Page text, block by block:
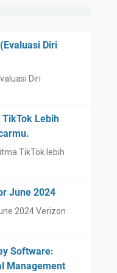
Diri
Diri
Lebih
TikTok lebih
June 2024
2024 Verizon
Software:
Management